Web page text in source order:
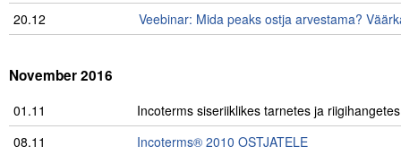
20.12
Veebinar: Mida peaks ostja arvestama?
November 2016
01.11
Incoterms siseriiklikes tarnetes ja
08.11
Incoterms® 2010 OSTJATELE